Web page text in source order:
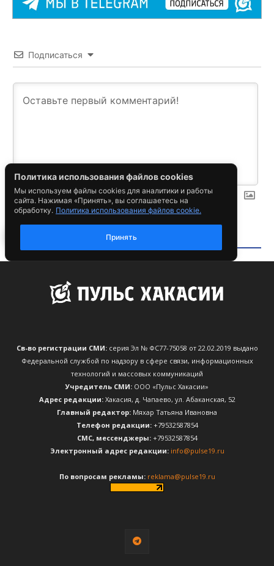
Св-во регистрации СМИ:серия Эл № ФС77-75058 от 22.02.2019 выдано
Федеральной службой по надзору в сфере связи, информационных
технологий и массовых коммуникаций
Учредитель СМИ: ООО «Пульс Хакасии»
Адрес редакции:Хакасия, д. Чапаево, ул. Абаканская, 52
Главный редактор: Мяхар Татьяна Ивановна
Телефон редакции:+79532587854
CМС, мессенджеры:+79532587854
Электронный адрес редакции: info@pulse19.ru
По вопросам рекламы: reklama@pulse19.ru